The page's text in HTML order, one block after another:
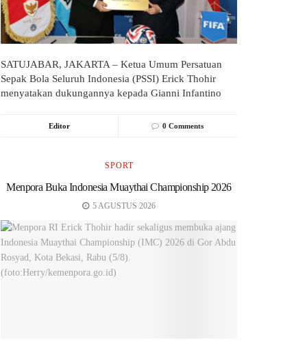
SATUJABAR, JAKARTA – Ketua Umum Persatuan
Sepak Bola Seluruh Indonesia (PSSI) Erick Thohir
menyatakan dukungannya kepada Gianni Infantino
Editor 0 Comments
SPORT
Menpora Buka Indonesia Muaythai Championship 2026
5 AGUSTUS 2026